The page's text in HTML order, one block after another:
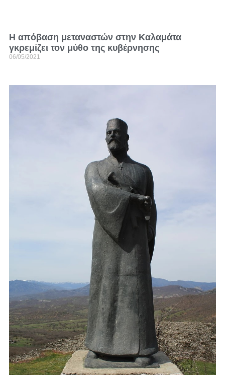
Η απόβαση μεταναστών στην Καλαμάτα
γκρεμίζει τον μύθο της κυβέρνησης
06/05/2021